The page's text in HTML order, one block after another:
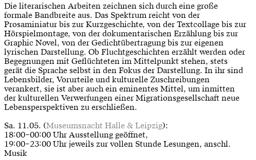
Die literarischen Arbeiten zeichnen sich durch eine große
formale Bandbreite aus. Das Spektrum reicht von der
Prosaminiatur bis zur Kurzgeschichte, von der Textcollage bis zur
Hörspielmontage, von der dokumentarischen Erzählung bis zur
Graphic Novel, von der Gedichtübertragung bis zur eigenen
lyrischen Darstellung. Ob Fluchtgeschichten erzählt werden oder
Begegnungen mit Geflüchteten im Mittelpunkt stehen, stets
gerät die Sprache selbst in den Fokus der Darstellung. In ihr sind
Lebensbilder, Vorurteile und kulturelle Zuschreibungen
verankert, sie ist aber auch ein eminentes Mittel, um inmitten
der kulturellen Verwerfungen einer Migrationsgesellschaft neue
Lebensperspektiven zu erschließen.
Sa. 11.05. (Museumsnacht Halle & Leipzig):
18:00–00:00 Uhr Ausstellung geöffnet,
19:00–23:00 Uhr jeweils zur vollen Stunde Lesungen, anschl.
Musik